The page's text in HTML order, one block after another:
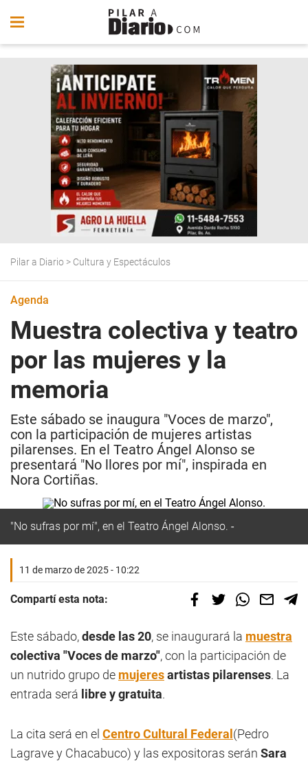
Pilar a Diario > Cultura y Espectáculos
Agenda
Muestra colectiva y teatro
por las mujeres y la
memoria
Este sábado se inaugura "Voces de marzo",
con la participación de mujeres artistas
pilarenses. En el Teatro Ángel Alonso se
presentará "No llores por mí", inspirada en
Nora Cortiñas.
"No sufras por mí", en el Teatro Ángel Alonso.
11 de marzo de 2025 - 10:22
Compartí esta nota:
Este sábado,desde las 20, se inaugurará la muestra
colectiva "Voces de marzo", con la participación de
un nutrido grupo de mujeresartistas pilarenses. La
entrada será libre y gratuita.
La cita será en el Centro Cultural Federal (Pedro
Lagrave y Chacabuco) y las expositoras serán Sara